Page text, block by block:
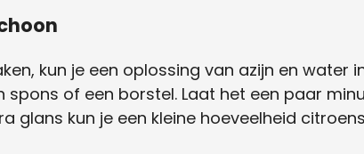
kun je een oplossing van azijn en water
of een borstel. Laat het een paar
glans kun je een kleine hoeveelheid